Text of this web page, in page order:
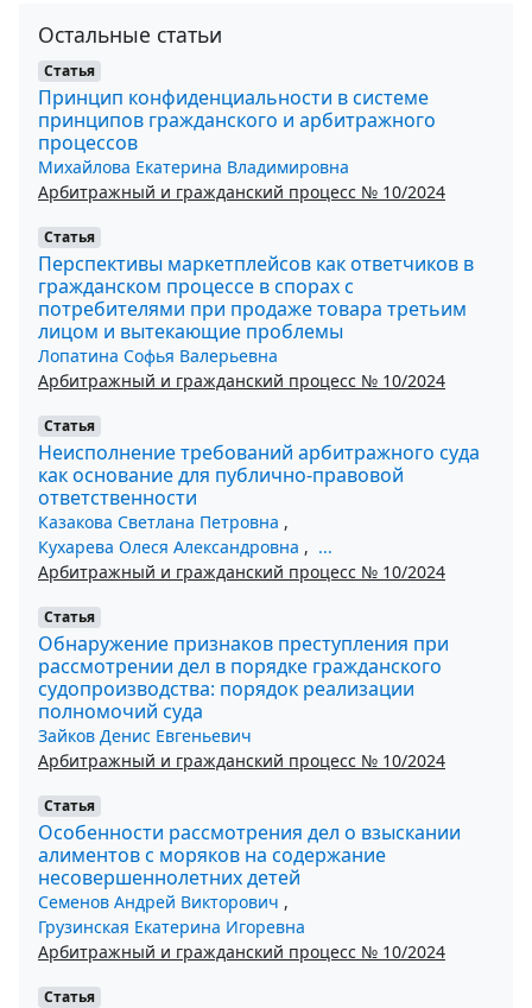
Остальные статьи
Статья
Принцип конфиденциальности в системе
принципов гражданского и арбитражного
процессов
Михайлова Екатерина Владимировна
Арбитражный и гражданский процесс № 10/2024
Статья
Перспективы маркетплейсов как ответчиков в
гражданском процессе в спорах с
потребителями при продаже товара третьим
лицом и вытекающие проблемы
Лопатина Софья Валерьевна
Арбитражный и гражданский процесс № 10/2024
Статья
Неисполнение требований арбитражного суда
как основание для публично-правовой
ответственности
Казакова Светлана Петровна ,
Кухарева Олеся Александровна , ...
Арбитражный и гражданский процесс № 10/2024
Статья
Обнаружение признаков преступления при
рассмотрении дел в порядке гражданского
судопроизводства: порядок реализации
полномочий суда
Зайков Денис Евгеньевич
Арбитражный и гражданский процесс № 10/2024
Статья
Особенности рассмотрения дел о взыскании
алиментов с моряков на содержание
несовершеннолетних детей
Семенов Андрей Викторович ,
Грузинская Екатерина Игоревна
Арбитражный и гражданский процесс № 10/2024
Статья